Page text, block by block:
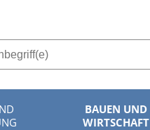
BAUEN UND
WIRTSCHAFT